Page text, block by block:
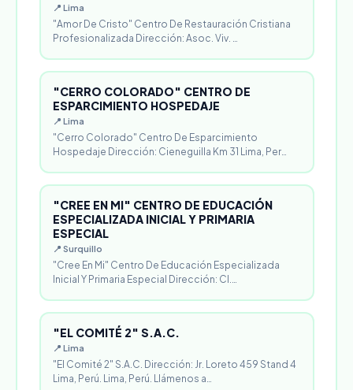
📍 Lima
"Amor De Cristo" Centro De Restauración Cristiana
Profesionalizada Dirección: Asoc. Viv. …
"CERRO COLORADO" CENTRO DE
ESPARCIMIENTO HOSPEDAJE
📍 Lima
"Cerro Colorado" Centro De Esparcimiento
Hospedaje Dirección: Cieneguilla Km 31 Lima, Per…
"CREE EN MI" CENTRO DE EDUCACIÓN
ESPECIALIZADA INICIAL Y PRIMARIA
ESPECIAL
📍 Surquillo
"Cree En Mi" Centro De Educación Especializada
Inicial Y Primaria Especial Dirección: Cl.…
"EL COMITÉ 2" S.A.C.
📍 Lima
"El Comité 2" S.A.C. Dirección: Jr. Loreto 459 Stand 4
Lima, Perú. Lima, Perú. Llámenos a…